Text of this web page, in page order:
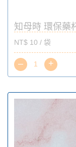
知母時 環保藥
NT$ 10 / 袋
– +